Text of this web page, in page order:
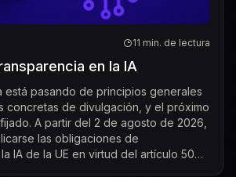
11 min. de lectura
en la IA
está pasando de principios generales
concretas de divulgación, y el próximo
A partir del 2 de agosto de 2026,
las obligaciones de
IA de la UE en virtud del artículo 50